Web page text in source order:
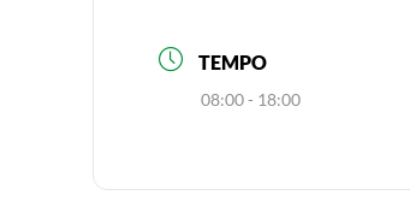
TEMPO
08:00 - 18:00